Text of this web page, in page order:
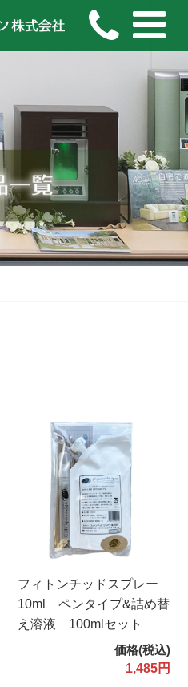
フィトンチッドスプレー
10ml ペンタイプ&詰め替
え溶液 100mlセット
価格(税込)
1,485円